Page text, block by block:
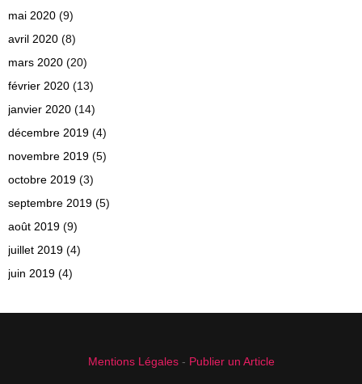
mai 2020 (9)
avril 2020 (8)
mars 2020 (20)
février 2020 (13)
janvier 2020 (14)
décembre 2019 (4)
novembre 2019 (5)
octobre 2019 (3)
septembre 2019 (5)
août 2019 (9)
juillet 2019 (4)
juin 2019 (4)
Mentions Légales- Publier un Article